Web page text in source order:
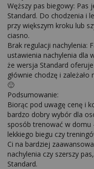
Węższy pas biegowy: Pas
Standard. Do chodzenia i
przy większym kroku lub
ciasno.
Brak regulacji nachylenia:
ustawienia nachylenia dla
że wersja Standard
głównie chodzę i
🙂
Podsumowanie:
Biorąc pod uwagę cenę i
bardzo dobry wybór dla
sposób trenować w
lekkiego biegu czy
Ci na bardziej
nachylenia czy szerszy
Standard.